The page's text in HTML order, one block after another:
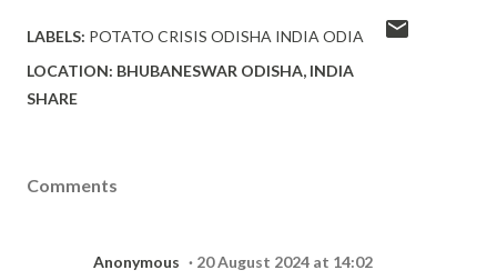
LABELS: POTATO CRISIS ODISHA INDIA ODIA
LOCATION: BHUBANESWAR ODISHA, INDIA
SHARE
Comments
Anonymous 20 August 2024 at 14:02